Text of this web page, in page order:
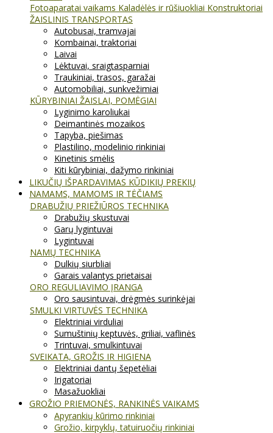
Fotoaparatai vaikams Kaladėlės ir rūšiuokliai Konstruktoriai
ŽAISLINIS TRANSPORTAS
Autobusai, tramvajai
Kombainai, traktoriai
Laivai
Lėktuvai, sraigtasparniai
Traukiniai, trasos, garažai
Automobiliai, sunkvežimiai
KŪRYBINIAI ŽAISLAI, POMĖGIAI
Lyginimo karoliukai
Deimantinės mozaikos
Tapyba, piešimas
Plastilino, modelinio rinkiniai
Kinetinis smėlis
Kiti kūrybiniai, dažymo rinkiniai
LIKUČIŲ IŠPARDAVIMAS KŪDIKIŲ PREKIŲ
NAMAMS, MAMOMS IR TĖČIAMS
DRABUŽIŲ PRIEŽIŪROS TECHNIKA
Drabužių skustuvai
Garų lygintuvai
Lygintuvai
NAMŲ TECHNIKA
Dulkių siurbliai
Garais valantys prietaisai
ORO REGULIAVIMO ĮRANGA
Oro sausintuvai, drėgmės surinkėjai
SMULKI VIRTUVĖS TECHNIKA
Elektriniai virduliai
Sumuštinių keptuvės, griliai, vaflinės
Trintuvai, smulkintuvai
SVEIKATA, GROŽIS IR HIGIENA
Elektriniai dantų šepetėliai
Irigatoriai
Masažuokliai
GROŽIO PRIEMONĖS, RANKINĖS VAIKAMS
Apyrankių kūrimo rinkiniai
Grožio, kirpyklų, tatuiruočių rinkiniai